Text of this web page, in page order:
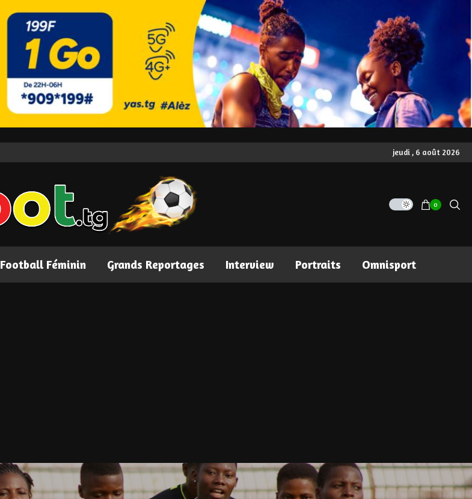
jeudi , 6 août 2026
0
Football Féminin Grands Reportages Interview Portraits Omnisport